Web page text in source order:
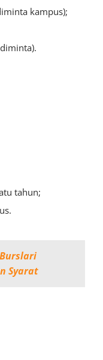
kampus);
tahun;
Syarat